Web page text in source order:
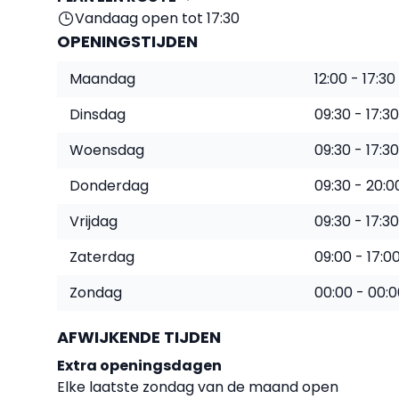
Vandaag open tot 17:30
OPENINGSTIJDEN
Maandag
12:00 - 17:30
Dinsdag
09:30 - 17:30
Woensdag
09:30 - 17:30
Donderdag
09:30 -
Vrijdag
09:30 - 17:30
Zaterdag
09:00 -
Zondag
00:00 -
AFWIJKENDE TIJDEN
Extra openingsdagen
Elke laatste zondag van de maand open